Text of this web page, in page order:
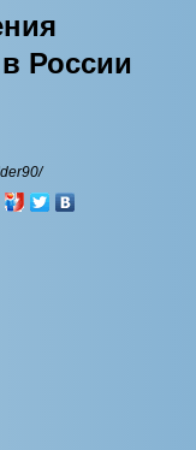
России